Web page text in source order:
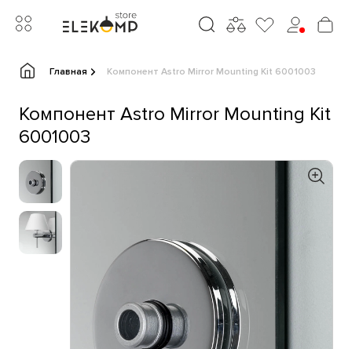
Главная Компонент Astro Mirror Mounting Kit 6001003
Компонент Astro Mirror Mounting Kit
6001003